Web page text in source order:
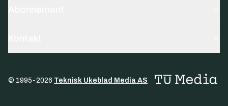
© 1995-2026 Teknisk Ukeblad Media AS